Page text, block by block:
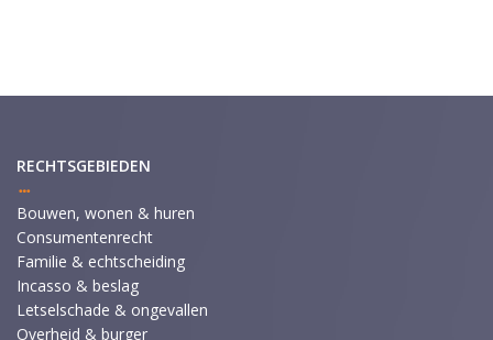
RECHTSGEBIEDEN
Bouwen, wonen & huren
Consumentenrecht
Familie & echtscheiding
Incasso & beslag
Letselschade & ongevallen
Overheid & burger